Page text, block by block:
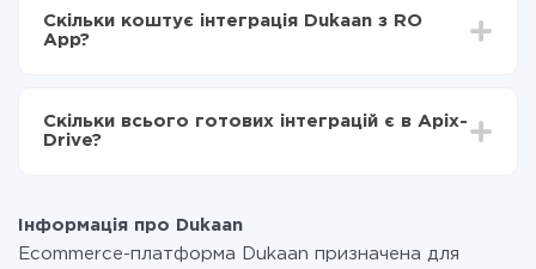
Тепер дані будуть автоматично передаватися з
Dukaan в RO App
становити від 5-ти до 30-хвилин. У середньому
налаштування займає 10-15 хвилин.
Скільки коштує інтеграція Dukaan з RO
App?
Ви оплачуєте лише кількість даних, які за фактом
передаються з однієї вашої системи в іншу через
при необхідності. Детальніше про
Скільки всього готових інтеграцій є в Apix-
Drive?
Інформація про Dukaan
Ecommerce-платформа Dukaan призначена для